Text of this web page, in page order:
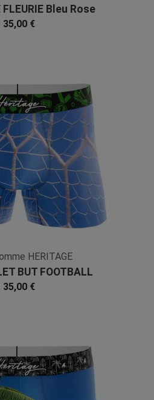
FLEURIE Bleu Rose
35,00 €
HERITAGE
BUT FOOTBALL
Microfibre
35,00 €